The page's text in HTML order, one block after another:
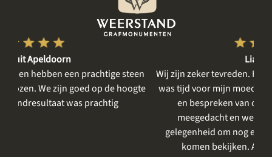
Wij zijn zeker tevreden. Het eerste gesprek was rustig, er
was tijd voor mijn moeder, haar verhaal, voor het delen
en bespreken van onze wensen. Er werd goed
meegedacht en we kregen meerdere keren de
gelegenheid om nog even een kleur of steensoort te
komen bekijken. Alles zeer prettig en rustig.